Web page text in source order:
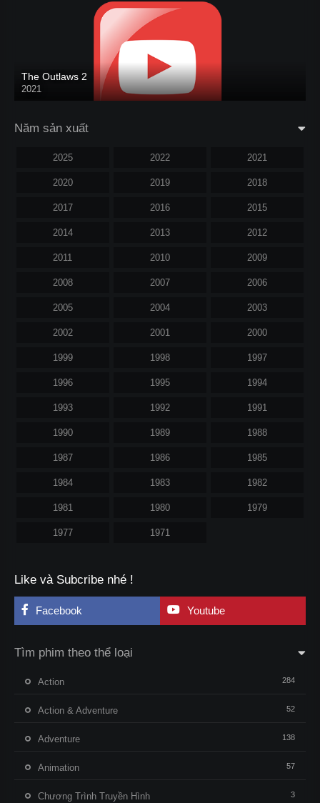
The Outlaws 2
2021
Năm sản xuất
2025 2022 2021
2020 2019 2018
2017 2016 2015
2014 2013 2012
2011 2010 2009
2008 2007 2006
2005 2004 2003
2002 2001 2000
1999 1998 1997
1996 1995 1994
1993 1992 1991
1990 1989 1988
1987 1986 1985
1984 1983 1982
1981 1980 1979
1977 1971
Like và Subcribe nhé !
Facebook Youtube
Tìm phim theo thể loại
Action 284
Action & Adventure 52
Adventure 138
Animation 57
Chương Trình Truyền Hình 3